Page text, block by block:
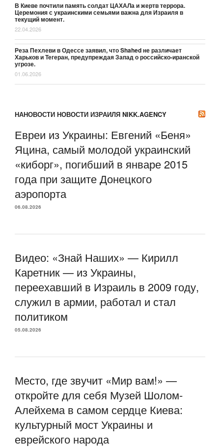
В Киеве почтили память солдат ЦАХАЛа и жертв террора.
Церемония с украинскими семьями важна для Израиля в
текущий момент.
22.04.2026
Реза Пехлеви в Одессе заявил, что Shahed не различает
Харьков и Тегеран, предупреждая Запад о российско-иранской
угрозе.
01.06.2026
НАНОВОСТИ НОВОСТИ ИЗРАИЛЯ NIKK.AGENCY
Евреи из Украины: Евгений «Беня»
Яцина, самый молодой украинский
«киборг», погибший в январе 2015
года при защите Донецкого
аэропорта
06.08.2026
Видео: «Знай Наших» — Кирилл
Каретник — из Украины,
переехавший в Израиль в 2009 году,
служил в армии, работал и стал
политиком
05.08.2026
Место, где звучит «Мир вам!» —
откройте для себя Музей Шолом-
Алейхема в самом сердце Киева:
культурный мост Украины и
еврейского народа